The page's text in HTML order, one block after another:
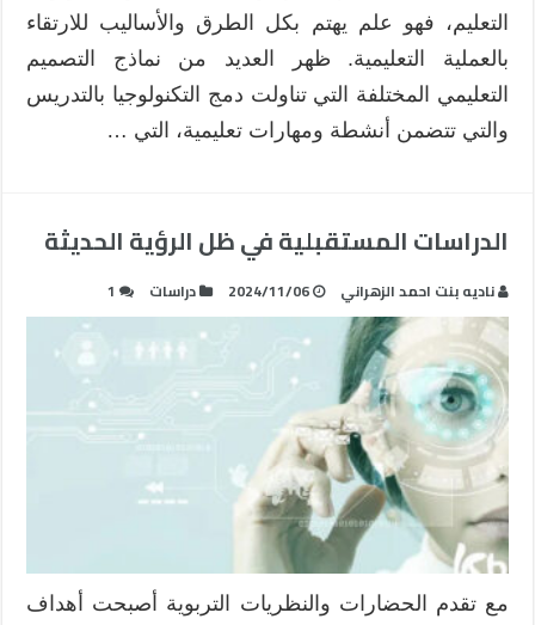
التعليم، فهو علم يهتم بكل الطرق والأساليب للارتقاء
بالعملية التعليمية. ظهر العديد من نماذج التصميم
التعليمي المختلفة التي تناولت دمج التكنولوجيا بالتدريس
والتي تتضمن أنشطة ومهارات تعليمية، التي …
الدراسات المستقبلية في ظل الرؤية الحديثة
ناديه بنت احمد الزهراني 2024/11/06 دراسات 1
مع تقدم الحضارات والنظريات التربوية أصبحت أهداف